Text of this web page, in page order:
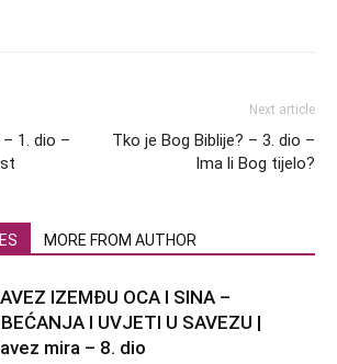
1. dio –
Next article
Tko je Bog Biblije? – 3. dio –
Ima li Bog tijelo?
MORE FROM AUTHOR
IZEMĐU OCA I SINA –
I UVJETI U SAVEZU |
mira – 8. dio